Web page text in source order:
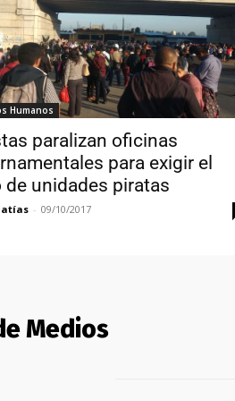
Humanos
paralizan oficinas
para exigir el
de unidades piratas
- 09/10/2017
Medios